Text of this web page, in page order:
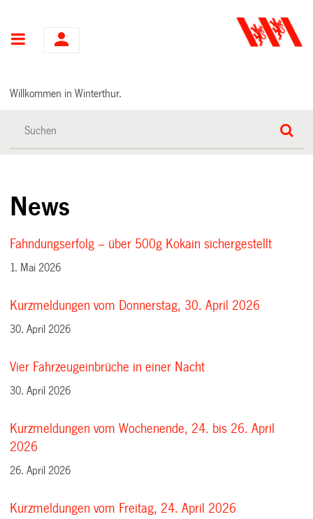
Hauptnavigation
Willkommen in Winterthur.
News
Fahndungserfolg – über 500g Kokain sichergestellt
1. Mai 2026
Kurzmeldungen vom Donnerstag, 30. April 2026
30. April 2026
Vier Fahrzeugeinbrüche in einer Nacht
30. April 2026
Kurzmeldungen vom Wochenende, 24. bis 26. April
2026
26. April 2026
Kurzmeldungen vom Freitag, 24. April 2026